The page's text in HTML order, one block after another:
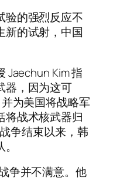
验的强烈反应不
新的试射，中国
Jaechun Kim 指
器，因为这可
为美国将战略军
将战术核武器归
争结束以来，韩
争并不满意。他